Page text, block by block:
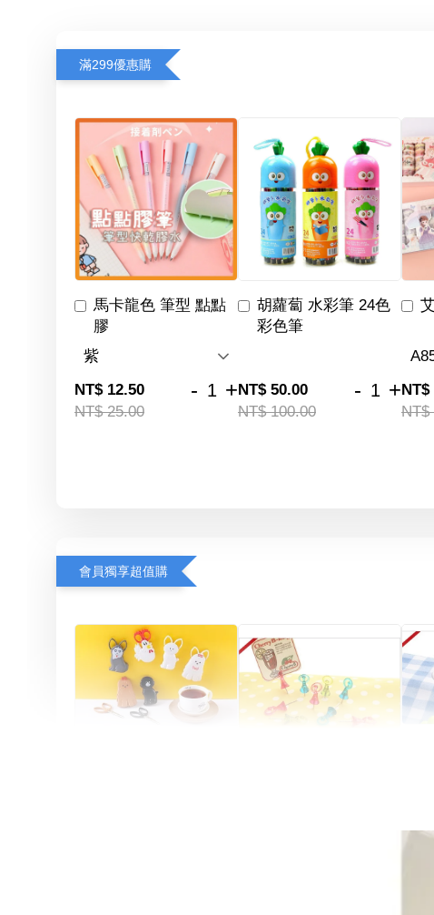
滿299優惠購
馬卡龍色 筆型 點點
膠
NT$ 12.50
NT$ 25.00
- +
胡蘿蔔 水彩筆 24色
彩色筆
NT$ 50.00
NT$ 100.00
- +NT$
NT$
會員獨享超值購